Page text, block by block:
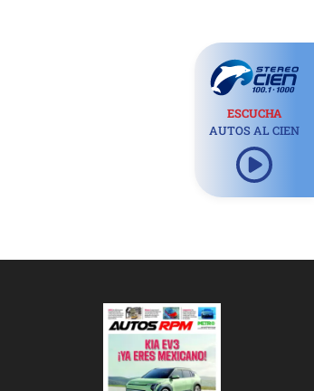
ESCUCHA
AUTOS AL CIEN